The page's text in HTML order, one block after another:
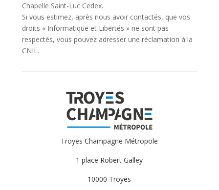
Chapelle Saint-Luc Cedex.
Si vous estimez, après nous avoir contactés, que vos
droits « Informatique et Libertés » ne sont pas
respectés, vous pouvez adresser une réclamation à la
CNIL.
Troyes Champagne Métropole
1 place Robert Galley
10000 Troyes